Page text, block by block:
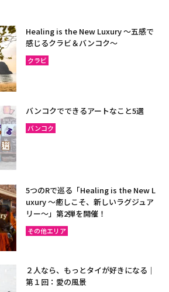
Healing is the New Luxury ～五感で
感じるクラビ＆バンコク～
クラビ
バンコクでできるアートなこと5選
バンコク
5つのRで巡る「Healing is the New L
uxury ～癒しこそ、新しいラグジュア
リー〜」第2弾を開催！
その他エリア
２人なら、もっとタイが好きになる｜
第１回：愛の風景